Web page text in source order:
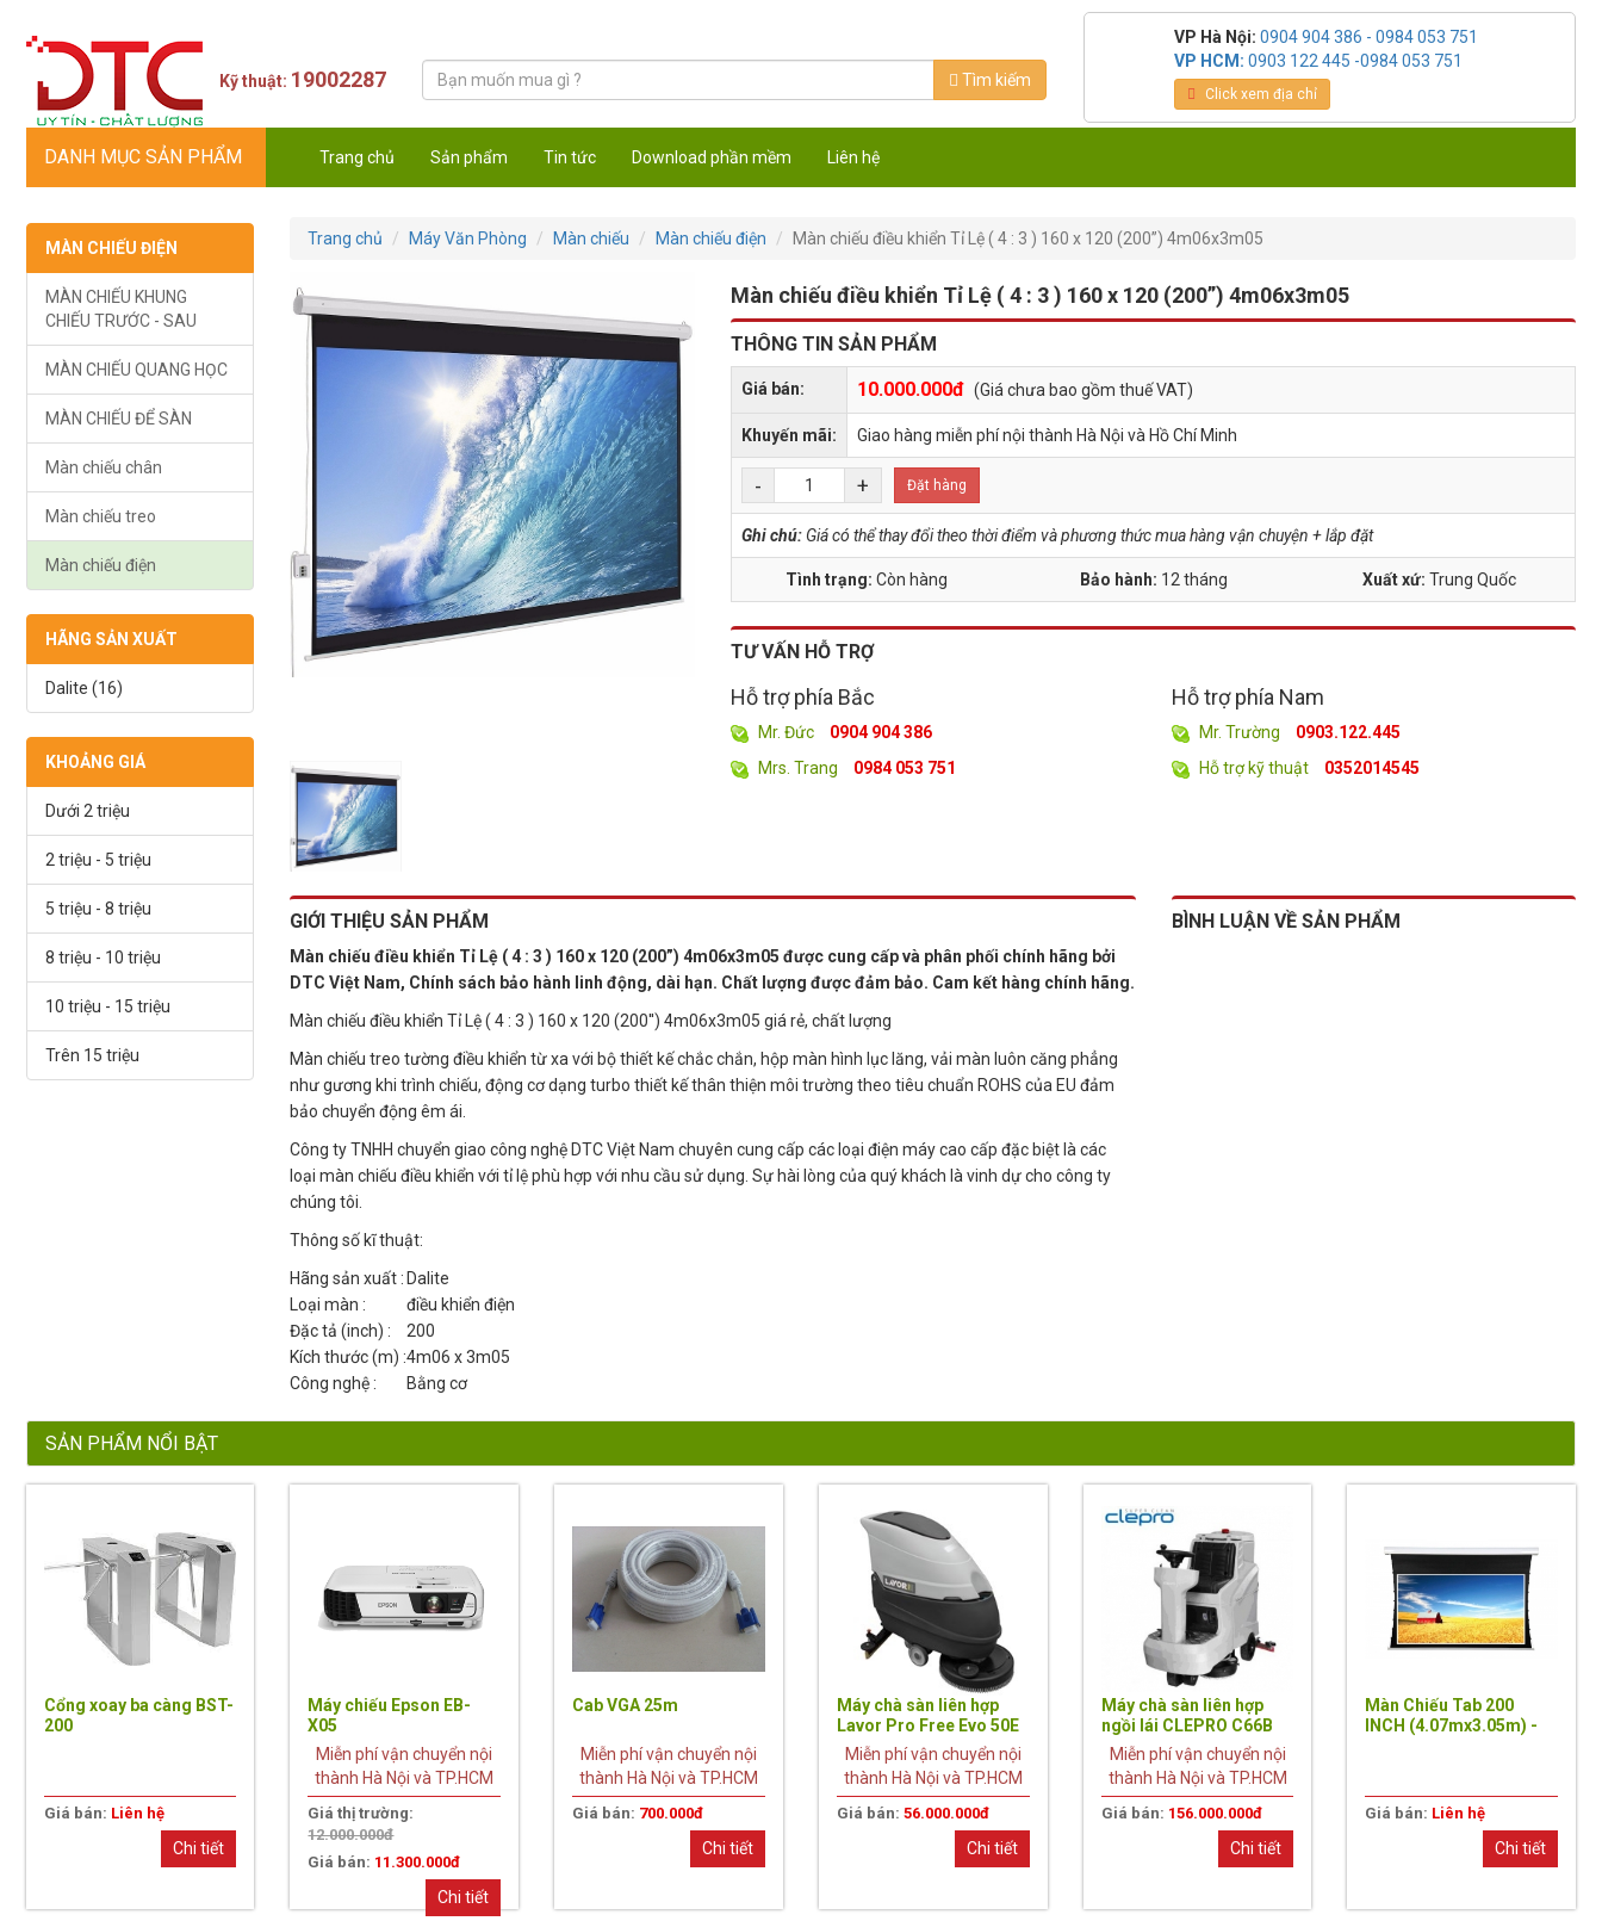
Kỹ thuật: 19002287 Tìm kiếm
VP Hà Nội: 0904 904 386 - 0984 053 751
VP HCM: 0903 122 445 -0984 053 751
Click xem địa chỉ
DANH MỤC SẢN PHẨM Trang chủ Sản phẩm Tin tức Download phần mềm Liên hệ
MÀN CHIẾU ĐIỆN
MÀN CHIẾU KHUNG
CHIẾU TRƯỚC - SAU
MÀN CHIẾU QUANG HỌC
MÀN CHIẾU ĐỂ SÀN
Màn chiếu chân
Màn chiếu treo
Màn chiếu điện
HÃNG SẢN XUẤT
Dalite (16)
KHOẢNG GIÁ
Dưới 2 triệu
2 triệu - 5 triệu
5 triệu - 8 triệu
8 triệu - 10 triệu
10 triệu - 15 triệu
Trên 15 triệu
Trang chủ Máy Văn Phòng Màn chiếu Màn chiếu điện Màn chiếu điều khiển Tỉ Lệ ( 4 : 3 ) 160 x 120 (200”) 4m06x3m05
Màn chiếu điều khiển Tỉ Lệ ( 4 : 3 ) 160 x 120 (200”) 4m06x3m05
THÔNG TIN SẢN PHẨM
Giá bán: 10.000.000đ (Giá chưa bao gồm thuế VAT)
Khuyến mãi: Giao hàng miễn phí nội thành Hà Nội và Hồ Chí Minh
- + Đặt hàng
Ghi chú: Giá có thể thay đổi theo thời điểm và phương thức mua hàng vận chuyện + lắp đặt
Tình trạng:Còn hàng Bảo hành: 12 tháng Xuất xứ:Trung Quốc
TƯ VẤN HỖ TRỢ
Hỗ trợ phía Bắc
Mr. Đức
0904 904 386
Mrs. Trang
0984 053 751
Hỗ trợ phía Nam
Mr. Trường
0903.122.445
Hỗ trợ kỹ thuật
0352014545
GIỚI THIỆU SẢN PHẨM
Màn chiếu điều khiển Tỉ Lệ ( 4 : 3 ) 160 x 120 (200”) 4m06x3m05 được cung cấp và phân phối chính hãng bởi
DTC Việt Nam, Chính sách bảo hành linh động, dài hạn. Chất lượng được đảm bảo. Cam kết hàng chính hãng.
Màn chiếu điều khiển Tỉ Lệ ( 4 : 3 ) 160 x 120 (200'') 4m06x3m05 giá rẻ, chất lượng
Màn chiếu treo tường điều khiển từ xa với bộ thiết kế chắc chắn, hộp màn hình lục lăng, vải màn luôn căng phẳng
như gương khi trình chiếu, động cơ dạng turbo thiết kế thân thiện môi trường theo tiêu chuẩn ROHS của EU đảm
bảo chuyển động êm ái.
Công ty TNHH chuyển giao công nghệ DTC Việt Nam chuyên cung cấp các loại điện máy cao cấp đặc biệt là các
loại màn chiếu điều khiển với tỉ lệ phù hợp với nhu cầu sử dụng. Sự hài lòng của quý khách là vinh dự cho công ty
chúng tôi.
Thông số kĩ thuật:
Hãng sản xuất : Dalite
Loại màn :
điều khiển điện
Đặc tả (inch) :
200
Kích thước (m) :4m06 x 3m05
Công nghệ :
Bằng cơ
BÌNH LUẬN VỀ SẢN PHẨM
SẢN PHẨM NỔI BẬT
Cổng xoay ba càng BST-
200
Giá bán: Liên hệ
Chi tiết
Máy chiếu Epson EB-
X05
Miễn phí vận chuyển nội
thành Hà Nội và TP.HCM
Giá thị trường:
12.000.000đ
Giá bán: 11.300.000đ
Chi tiết
Cab VGA 25m
Miễn phí vận chuyển nội
thành Hà Nội và TP.HCM
Giá bán: 700.000đ
Chi tiết
Máy chà sàn liên hợp
Lavor Pro Free Evo 50E
Miễn phí vận chuyển nội
thành Hà Nội và TP.HCM
Giá bán: 56.000.000đ
Chi tiết
Máy chà sàn liên hợp
ngồi lái CLEPRO C66B
Miễn phí vận chuyển nội
thành Hà Nội và TP.HCM
Giá bán: 156.000.000đ
Chi tiết
Màn Chiếu Tab 200
INCH (4.07mx3.05m) -
Giá bán: Liên hệ
Chi tiết